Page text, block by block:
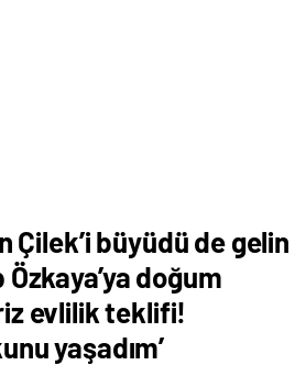
Çilek’i büyüdü de gelin
doğum
evlilik teklifi!
yaşadım’